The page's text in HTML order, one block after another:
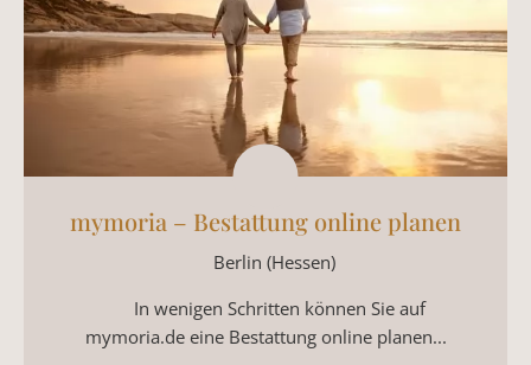
Berlin
Hamburg
München
Köln
Frankfurt am Main
Düsseldorf
Dortmund
Dresden
Hannover
mymoria – Bestattung online planen
Berlin (Hessen)
In wenigen Schritten können Sie auf
mymoria.de eine Bestattung online planen...